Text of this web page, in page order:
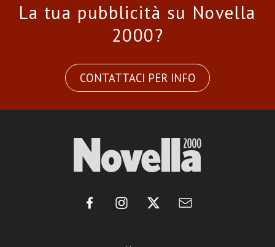
La tua pubblicità su Novella
2000?
CONTATTACI PER INFO